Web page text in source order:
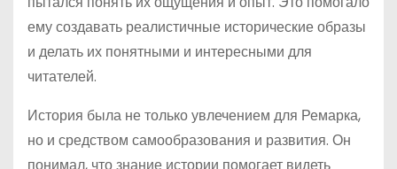
ему создавать реалистичные исторические образы
и делать их понятными и интересными для
читателей.
История была не только увлечением для Ремарка,
но и средством самообразования и развития. Он